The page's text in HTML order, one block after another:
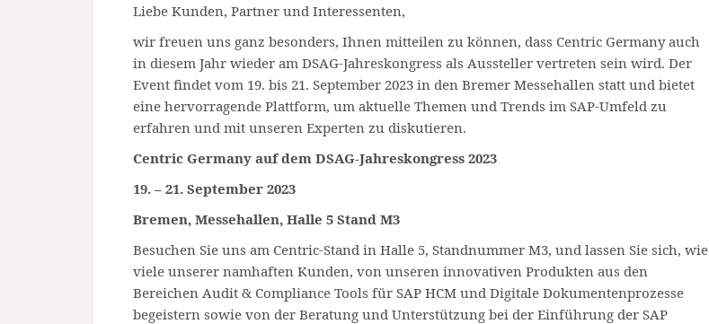
Liebe Kunden, Partner und Interessenten,
wir freuen uns ganz besonders, Ihnen mitteilen zu können, dass Centric Germany auch
in diesem Jahr wieder am DSAG-Jahreskongress als Aussteller vertreten sein wird. Der
Event findet vom 19. bis 21. September 2023 in den Bremer Messehallen statt und bietet
eine hervorragende Plattform, um aktuelle Themen und Trends im SAP-Umfeld zu
erfahren und mit unseren Experten zu diskutieren.
Centric Germany auf dem DSAG-Jahreskongress 2023
19. – 21. September 2023
Bremen, Messehallen, Halle 5 Stand M3
Besuchen Sie uns am Centric-Stand in Halle 5, Standnummer M3, und lassen Sie sich, wie
viele unserer namhaften Kunden, von unseren innovativen Produkten aus den
Bereichen Audit & Compliance Tools für SAP HCM und Digitale Dokumentenprozesse
begeistern sowie von der Beratung und Unterstützung bei der Einführung der SAP